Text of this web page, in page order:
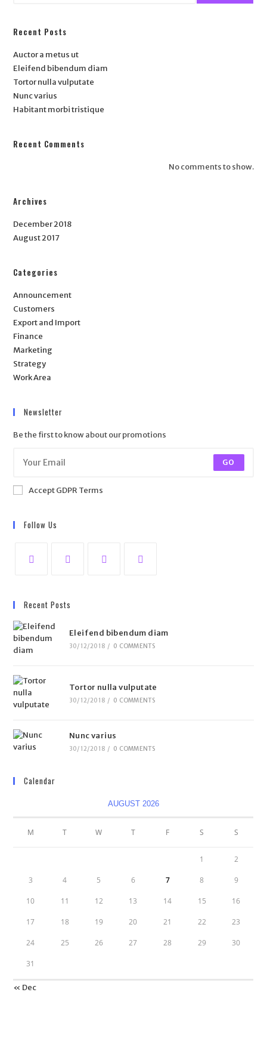
Recent Posts
Auctor a metus ut
Eleifend bibendum diam
Tortor nulla vulputate
Nunc varius
Habitant morbi tristique
Recent Comments
No comments to show.
Archives
December 2018
August 2017
Categories
Announcement
Customers
Export and Import
Finance
Marketing
Strategy
Work Area
Newsletter
Be the first to know about our promotions
GO
Accept GDPR Terms
Follow Us
Recent Posts
Eleifend bibendum diam
30/12/2018 / 0 COMMENTS
Tortor nulla vulputate
30/12/2018 / 0 COMMENTS
Nunc varius
30/12/2018 / 0 COMMENTS
Calendar
AUGUST 2026
M T W T F S S
1 2
3 4 5 6 7 8 9
10 11 12 13 14 15 16
17 18 19 20 21 22 23
24 25 26 27 28 29 30
31
« Dec